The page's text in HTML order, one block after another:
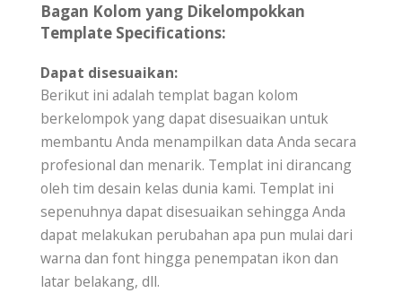
Bagan Kolom yang Dikelompokkan
Template Specifications:
Dapat disesuaikan:
Berikut ini adalah templat bagan kolom
berkelompok yang dapat disesuaikan untuk
membantu Anda menampilkan data Anda secara
profesional dan menarik. Templat ini dirancang
oleh tim desain kelas dunia kami. Templat ini
sepenuhnya dapat disesuaikan sehingga Anda
dapat melakukan perubahan apa pun mulai dari
warna dan font hingga penempatan ikon dan
latar belakang, dll.